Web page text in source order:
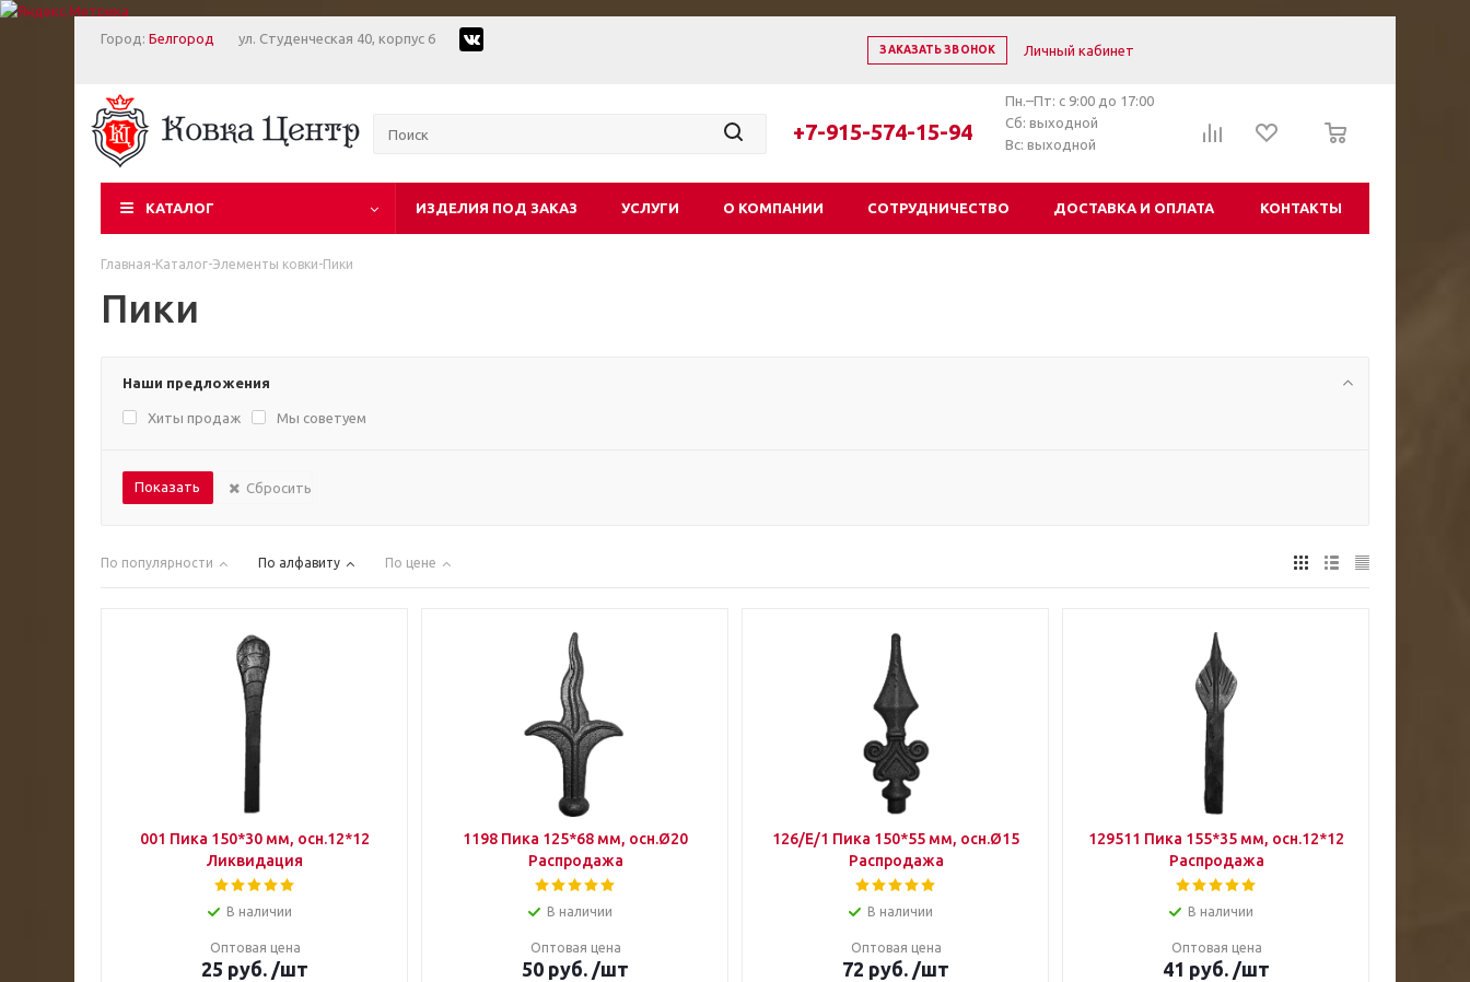
Город: Белгород ул. Студенческая 40, корпус 6
ЗАКАЗАТЬ ЗВОНОК Личный кабинет
+7-915-574-15-94
Пн.–Пт: с 9:00 до 17:00
Сб: выходной
Вс: выходной
КАТАЛОГ ИЗДЕЛИЯ ПОД ЗАКАЗ УСЛУГИ О КОМПАНИИ СОТРУДНИЧЕСТВО ДОСТАВКА И ОПЛАТА КОНТАКТЫ
Главная-Каталог-Элементы ковки-Пики
Пики
Наши предложения
Хиты продаж Мы советуем
Сбросить
По популярности По алфавиту По цене
001 Пика 150*30 мм, осн.12*12
Ликвидация
В наличии
Оптовая цена
25 руб. /шт
1198 Пика 125*68 мм, осн.Ø20
Распродажа
В наличии
Оптовая цена
50 руб. /шт
126/E/1 Пика 150*55 мм, осн.Ø15
Распродажа
В наличии
Оптовая цена
72 руб. /шт
129511 Пика 155*35 мм, осн.12*12
Распродажа
В наличии
Оптовая цена
41 руб. /шт